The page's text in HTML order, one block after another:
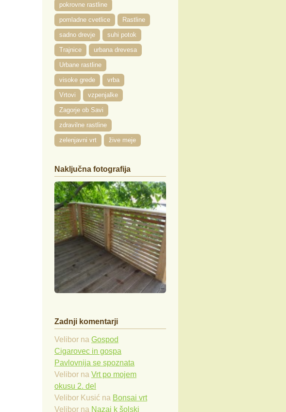
pokrovne rastline
pomladne cvetlice Rastline
sadno drevje suhi potok
Trajnice urbana drevesa
Urbane rastline
visoke grede vrba
Vrtovi vzpenjalke
Zagorje ob Savi
zdravilne rastline
zelenjavni vrt žive meje
Naključna fotografija
Zadnji komentarji
Velibor na Gospod
Cigarovec in gospa
Pavlovnija se spoznata
Velibor na Vrt po mojem
okusu 2. del
Velibor Kusić na Bonsai vrt
Velibor na Nazaj k šolski